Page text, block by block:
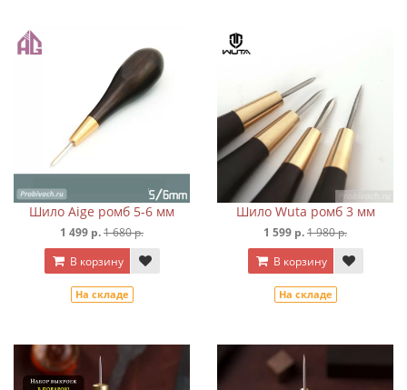
Шило Aige ромб 5-6 мм
1 499 р.1 680 р.
В корзину
На складе
Шило Wuta ромб 3 мм
1 599 р.1 980 р.
В корзину
На складе